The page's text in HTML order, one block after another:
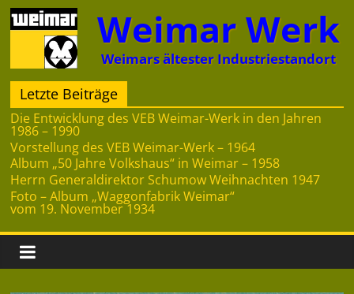
Zum
Inhalt
springen
Weimar Werk
Weimars ältester Industriestandort
Letzte Beiträge
Die Entwicklung des VEB Weimar-Werk in den Jahren
1986 – 1990
Vorstellung des VEB Weimar-Werk – 1964
Album „50 Jahre Volkshaus“ in Weimar – 1958
Herrn Generaldirektor Schumow Weihnachten 1947
Foto – Album „Waggonfabrik Weimar“
vom 19. November 1934